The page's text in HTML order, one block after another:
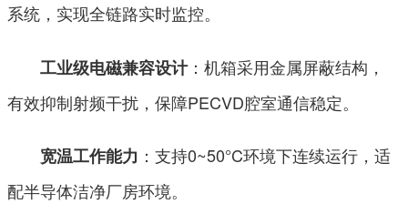
系统，实现全链路实时监控。
工业级电磁兼容设计：机箱采用金属屏蔽结构，
有效抑制射频干扰，保障PECVD腔室通信稳定。
宽温工作能力 ：支持0~50°C环境下连续运行，适
配半导体洁净厂房环境。